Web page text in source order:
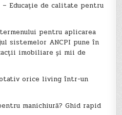
– Educație de calitate pentru
pentru aplicarea
sistemelor ANCPI pune în
imobiliare și mii de
orice living într-un
manichiură? Ghid rapid